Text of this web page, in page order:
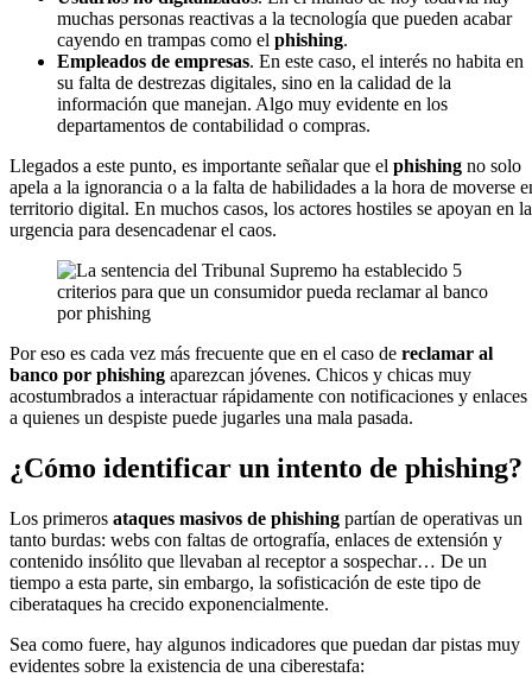
muchas personas reactivas a la tecnología que pueden acabar
cayendo en trampas como el phishing.
Empleados de empresas. En este caso, el interés no habita en
su falta de destrezas digitales, sino en la calidad de la
información que manejan. Algo muy evidente en los
departamentos de contabilidad o compras.
Llegados a este punto, es importante señalar que el phishing no solo
apela a la ignorancia o a la falta de habilidades a la hora de moverse
territorio digital. En muchos casos, los actores hostiles se apoyan en la
urgencia para desencadenar el caos.
Por eso es cada vez más frecuente que en el caso de reclamar al
banco por phishing aparezcan jóvenes. Chicos y chicas muy
acostumbrados a interactuar rápidamente con notificaciones y enlaces
a quienes un despiste puede jugarles una mala pasada.
¿Cómo identificar un intento de phishing?
Los primeros ataques masivos de phishing partían de operativas un
tanto burdas: webs con faltas de ortografía, enlaces de extensión y
contenido insólito que llevaban al receptor a sospechar… De un
tiempo a esta parte, sin embargo, la sofisticación de este tipo de
ciberataques ha crecido exponencialmente.
Sea como fuere, hay algunos indicadores que puedan dar pistas muy
evidentes sobre la existencia de una ciberestafa: